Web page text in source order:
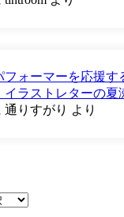
フォーマーを応援す
イラストレターの夏
通りすがり より